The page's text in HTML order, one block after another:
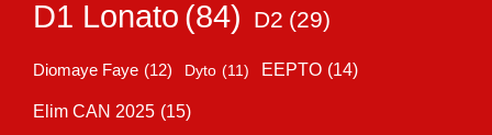
D1 Lonato (84) D2 (29)
Diomaye Faye (12) Dyto (11) EEPTO (14)
Elim CAN 2025 (15)